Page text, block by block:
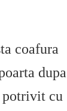
coafura
dupa
potrivit cu